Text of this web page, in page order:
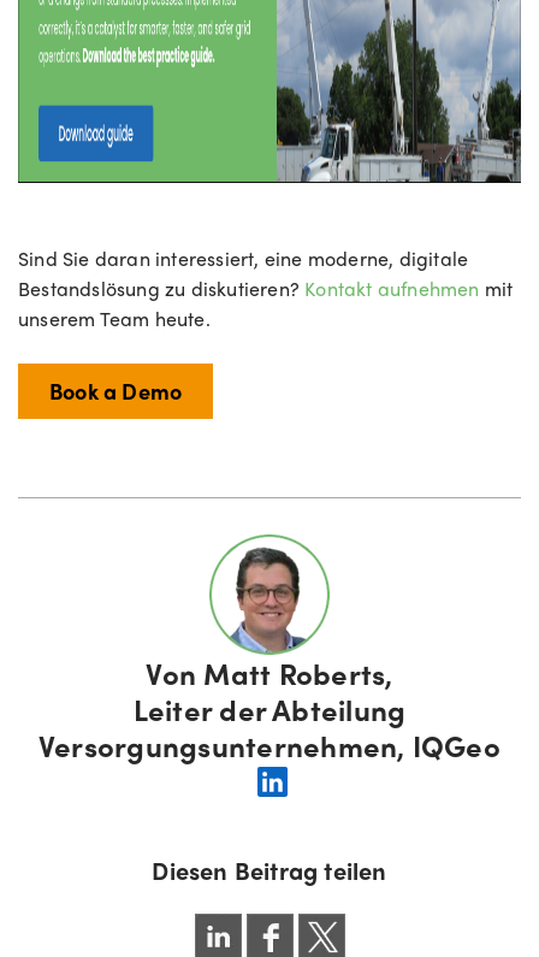
Sind Sie daran interessiert, eine moderne, digitale
Bestandslösung zu diskutieren? Kontakt aufnehmen mit
unserem Team heute.
Book a Demo
Von Matt Roberts,
Leiter der Abteilung
Versorgungsunternehmen, IQGeo
Diesen Beitrag teilen